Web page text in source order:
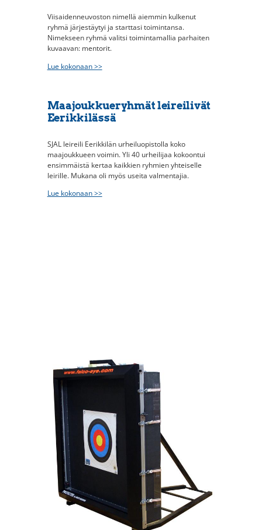
Viisaidenneuvoston nimellä aiemmin kulkenut
ryhmä järjestäytyi ja starttasi toimintansa.
Nimekseen ryhmä valitsi toimintamallia parhaiten
kuvaavan: mentorit.
Lue kokonaan >>
Maajoukkueryhmät leireilivät
Eerikkilässä
SJAL leireili Eerikkilän urheiluopistolla koko
maajoukkueen voimin. Yli 40 urheilijaa kokoontui
ensimmäistä kertaa kaikkien ryhmien yhteiselle
leirille. Mukana oli myös useita valmentajia.
Lue kokonaan >>